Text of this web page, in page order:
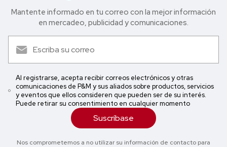
Mantente informado en tu correo con la mejor in formación
en mercadeo, publicidad y comunicaciones.
Al registrarse, acepta recibir correos electrónicos y otras
comunicaciones de P&M y sus aliados sobre productos, servicios
y eventos que ellos consideren que pueden ser de su interés.
Puede retirar su consentimiento en cualquier momento
Suscríbase
Nos comprometemos a no utilizar su información de contacto para